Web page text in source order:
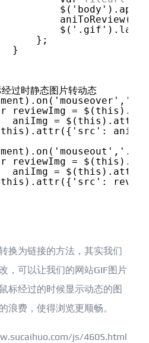
};
}
过时静态图片转动态
reviewImg =
aniImg =
reviewImg =
aniImg =
换为链接的方法，其实我们
，可以让我们的网站GIF图片
标经过的时候显示动态的图
浪费，使得浏览更顺畅。
js/4605.html